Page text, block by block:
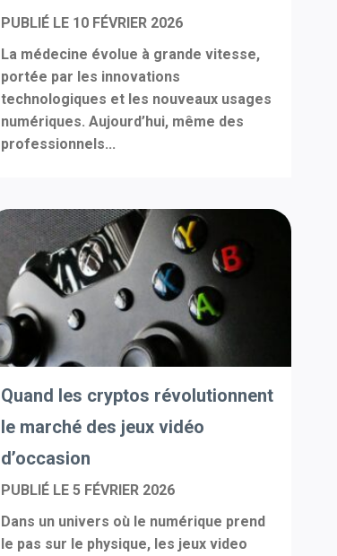
PUBLIÉ LE 10 FÉVRIER 2026
La médecine évolue à grande vitesse,
portée par les innovations
technologiques et les nouveaux usages
numériques. Aujourd’hui, même des
professionnels...
Quand les cryptos révolutionnent
le marché des jeux vidéo
d’occasion
PUBLIÉ LE5 FÉVRIER 2026
Dans un univers où le numérique prend
le pas sur le physique, les jeux video